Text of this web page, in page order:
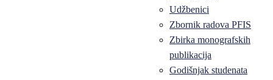
Udžbenici
Zbornik radova PFIS
Zbirka monografskih
publikacija
Godišnjak studenata